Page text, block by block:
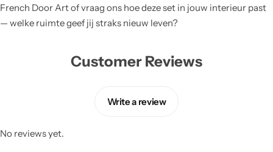
French Door Art of vraag ons hoe deze set in jouw interieur past
— welke ruimte geef jij straks nieuw leven?
Customer Reviews
Write a review
No reviews yet.